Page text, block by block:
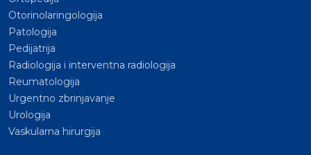
Otorinolaringologija
Patologija
Pedijatrija
Radiologija i interventna radiologija
Reumatologija
Urgentno zbrinjavanje
Urologija
Vaskularna hirurgija